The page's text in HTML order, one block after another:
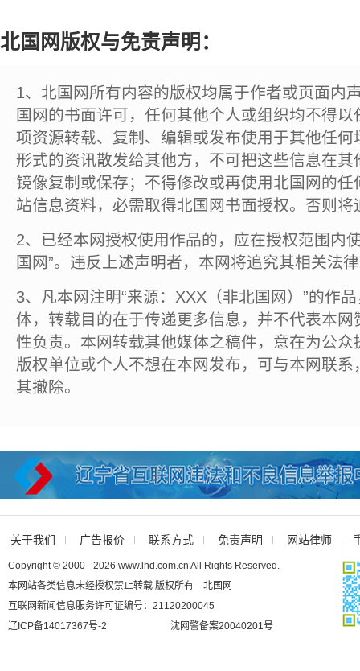
北国网版权与免责声明：
1、北国网所有内容的版权均属于作者或页面内
国网的书面许可，任何其他个人或组织均不得
项资源转载、复制、编辑或发布使用于其他任
形式的资讯散发给其他方，不可把这些信息在
镜像复制或保存；不得修改或再使用北国网的
站信息资料，必需取得北国网书面授权。否则将
2、已经本网授权使用作品的，应在授权范围内
国网”。违反上述声明者，本网将追究其相关法
3、凡本网注明“来源：XXX（非北国网）”的作
体，转载目的在于传递更多信息，并不代表本
性负责。本网转载其他媒体之稿件，意在为公
版权单位或个人不想在本网发布，可与本网联
其撤除。
关于我们 广告报价 联系方式 免责声明 网站律师
Copyright © 2000 - 2026 www.lnd.com.cn All Rights Reserved.
本网站各类信息未经授权禁止转载 版权所有 北国网
互联网新闻信息服务许可证编号：21120200045
辽ICP备14017367号-2
沈网警备案20040201号